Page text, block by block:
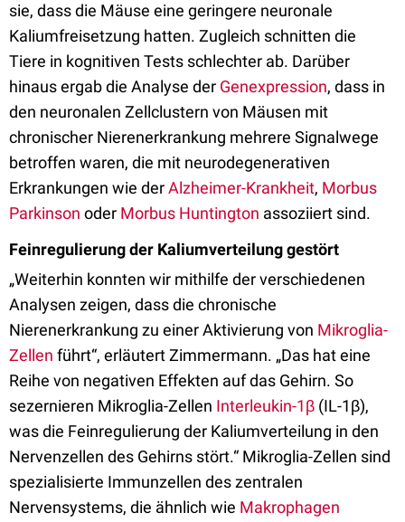
sie, dass die Mäuse eine geringere neuronale
Kaliumfreisetzung hatten. Zugleich schnitten die
Tiere in kognitiven Tests schlechter ab. Darüber
hinaus ergab die Analyse der Genexpression, dass in
den neuronalen Zellclustern von Mäusen mit
chronischer Nierenerkrankung mehrere Signalwege
betroffen waren, die mit neurodegenerativen
Erkrankungen wie derAlzheimer-Krankheit, Morbus
Parkinson oder Morbus Huntington assoziiert sind.
Feinregulierung der Kaliumverteilung gestört
„Weiterhin konnten wir mithilfe der verschiedenen
Analysen zeigen, dass die chronische
Nierenerkrankung zu einer Aktivierung von Mikroglia-
Zellen führt“, erläutert Zimmermann. „Das hat eine
Reihe von negativen Effekten auf das Gehirn. So
sezernieren Mikroglia-Zellen Interleukin-1β (IL-1β),
was die Feinregulierung der Kaliumverteilung in den
Nervenzellen des Gehirns stört.“ Mikroglia-Zellen sind
spezialisierte Immunzellen des zentralen
Nervensystems, die ähnlich wie Makrophagen